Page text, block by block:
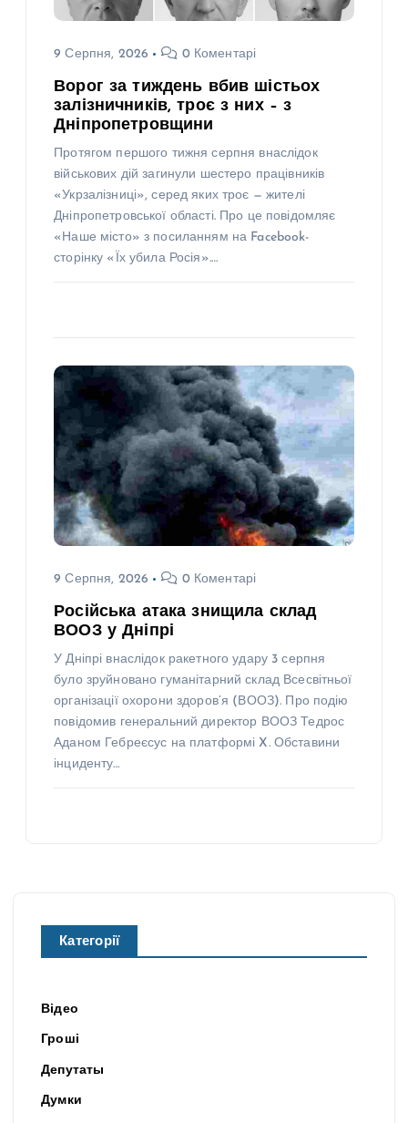
9 Серпня, 2026 0 Коментарі
Ворог за тиждень вбив шістьох
залізничників, троє з них – з
Дніпропетровщини
Протягом першого тижня серпня внаслідок
військових дій загинули шестеро працівників
«Укрзалізниці», серед яких троє — жителі
Дніпропетровської області. Про це повідомляє
«Наше місто» з посиланням на Facebook-
сторінку «Їх убила Росія».…
9 Серпня, 2026 0 Коментарі
Російська атака знищила склад
ВООЗ у Дніпрі
У Дніпрі внаслідок ракетного удару 3 серпня
було зруйновано гуманітарний склад Всесвітньої
організації охорони здоров’я (ВООЗ). Про подію
повідомив генеральний директор ВООЗ Тедрос
Аданом Гебреєсус на платформі X. Обставини
інциденту…
Категорії
Відео
Гроші
Депутаты
Думки